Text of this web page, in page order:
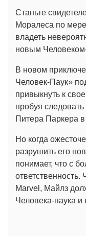
Станьте
Моралеса по мере
владеть
новым
В новом
Человек-Паук»
привыкнуть к
пробуя
Питера Паркера в
Но когда
разрушить его
понимает, что с
Marvel, Майлз
Человека-паука и